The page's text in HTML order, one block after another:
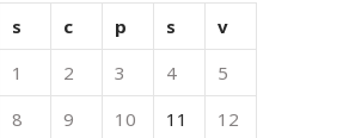
s c p s
v
1
2 3 4
5
8 9 10 11
12